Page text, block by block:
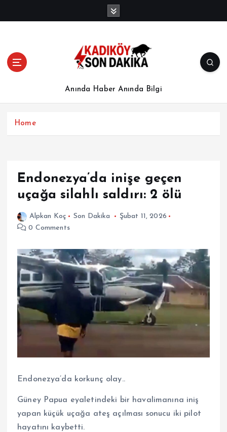
Anında Haber Anında Bilgi
Home
Endonezya’da inişe geçen
uçağa silahlı saldırı: 2 ölü
Alpkan Koç Son Dakika
Şubat 11, 2026
0 Comments
Endonezya’da korkunç olay..
Güney Papua eyaletindeki bir havalimanına iniş
yapan küçük uçağa ateş açılması sonucu iki pilot
hayatını kaybetti.